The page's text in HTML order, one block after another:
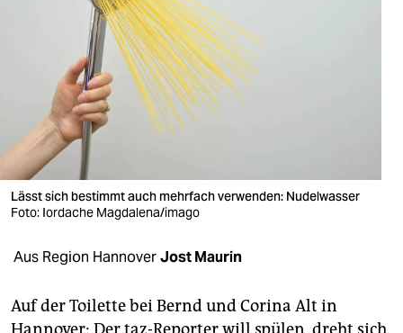
wahrheit
verlag
verlag
veranstaltungen
shop
fragen & hilfe
abo
Lässt sich bestimmt auch mehrfach verwenden: Nudelwasser
Foto: Iordache Magdalena/imago
Aus Region HannoverJost Maurin
Auf der Toilette bei Bernd und Corina Alt in